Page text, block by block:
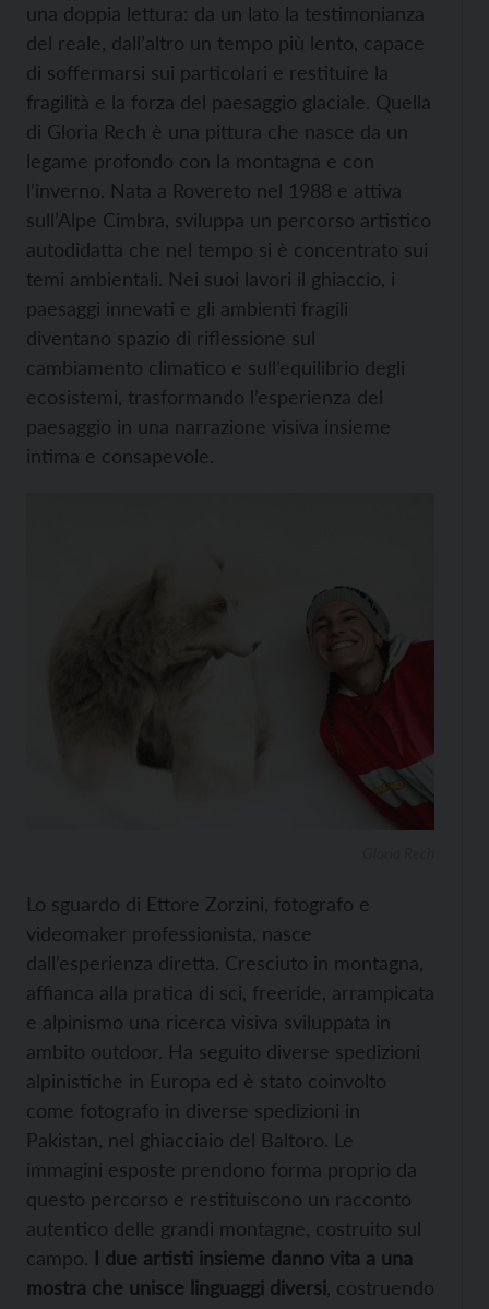
una doppia lettura: da un lato la testimonianza
del reale, dall’altro un tempo più lento, capace
di soffermarsi sui particolari e restituire la
fragilità e la forza del paesaggio glaciale. Quella
di Gloria Rech è una pittura che nasce da un
legame profondo con la montagna e con
l’inverno. Nata a Rovereto nel 1988 e attiva
sull’Alpe Cimbra, sviluppa un percorso artistico
autodidatta che nel tempo si è concentrato sui
temi ambientali. Nei suoi lavori il ghiaccio, i
paesaggi innevati e gli ambienti fragili
diventano spazio di riflessione sul
cambiamento climatico e sull’equilibrio degli
ecosistemi, trasformando l’esperienza del
paesaggio in una narrazione visiva insieme
intima e consapevole.
Lo sguardo di Ettore Zorzini, fotografo e
videomaker professionista, nasce
dall’esperienza diretta. Cresciuto in montagna,
affianca alla pratica di sci, freeride, arrampicata
e alpinismo una ricerca visiva sviluppata in
ambito outdoor. Ha seguito diverse spedizioni
alpinistiche in Europa ed è stato coinvolto
come fotografo in diverse spedizioni in
Pakistan, nel ghiacciaio del Baltoro. Le
immagini esposte prendono forma proprio da
questo percorso e restituiscono un racconto
autentico delle grandi montagne, costruito sul
campo. I due artisti insieme danno vita a una
mostra che unisce linguaggi diversi , costruendo